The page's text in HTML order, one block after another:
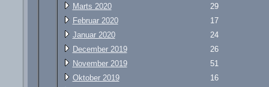
Marts 2020
29
Februar 2020
17
Januar 2020
24
December 2019
26
November 2019
51
Oktober 2019
16